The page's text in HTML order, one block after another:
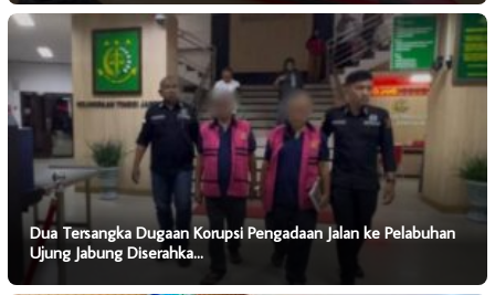
Dua Tersangka Dugaan Korupsi Pengadaan Jalan ke Pelabuhan
Ujung Jabung Diserahka…